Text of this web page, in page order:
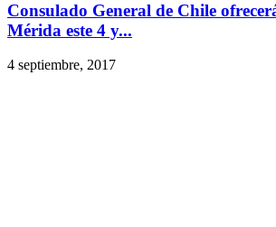
Consulado General de Chile
Mérida este 4 y...
4 septiembre, 2017